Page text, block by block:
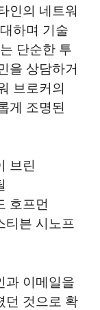
인의 네트워
하며 기술
단순한 투
을 상담하거
브로커의
게 조명된
브린
호프먼
티븐 시노프
과 이메일을
던 것으로 확